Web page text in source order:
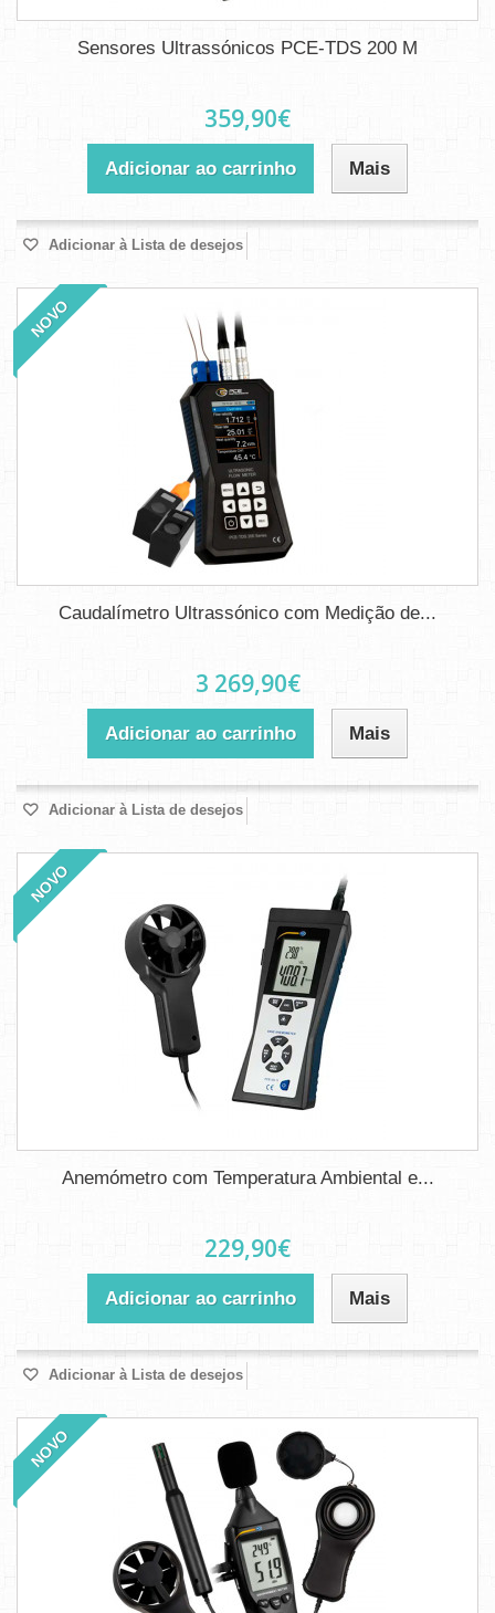
Sensores Ultrassónicos PCE-TDS 200 M
359,90€
Adicionar ao carrinho Mais
Adicionar à Lista de desejos
NOVO
Caudalímetro Ultrassónico com Medição de...
3 269,90€
Adicionar ao carrinho Mais
Adicionar à Lista de desejos
NOVO
Anemómetro com Temperatura Ambiental e...
229,90€
Adicionar ao carrinho Mais
Adicionar à Lista de desejos
NOVO